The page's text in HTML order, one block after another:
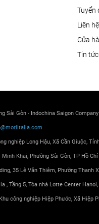
Tuyển
Liên hệ
Cửa
Tin tức
Sài Gòn - Indochina Saigon
nghiệp Long Hậu, Xã Cần Giuộc,
Khai, Phường Sài Gòn, TP Hồ
35 Lê Văn Thiêm, Phường Thanh
, Tầng 5, Tòa nhà Lotte Center
công nghiệp Hiệp Phước, Xã Hiệp